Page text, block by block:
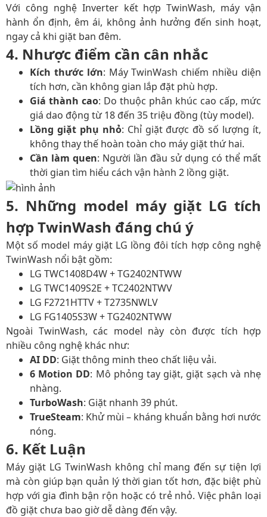
Với công nghệ Inverter kết hợp TwinWash, máy vận
hành ổn định, êm ái, không ảnh hưởng đến sinh hoạt,
ngay cả khi giặt ban đêm.
4. Nhược điểm cần cân nhắc
Kích thước lớn: Máy TwinWash chiếm nhiều diện
tích hơn, cần không gian lắp đặt phù hợp.
Giá thành cao: Do thuộc phân khúc cao cấp, mức
giá dao động từ 18 đến 35 triệu đồng (tùy model).
Lồng giặt phụ nhỏ: Chỉ giặt được đồ số lượng ít,
không thay thế hoàn toàn cho máy giặt thứ hai.
Cần làm quen: Người lần đầu sử dụng có thể mất
thời gian tìm hiểu cách vận hành 2 lồng giặt.
5. Những model máy giặt LG tích
hợp TwinWash đáng chú ý
Một số model máy giặt LG lồng đôi tích hợp công nghệ
TwinWash nổi bật gồm:
LG TWC1408D4W + TG2402NTWW
LG TWC1409S2E + TC2402NTWV
LG F2721HTTV + T2735NWLV
LG FG1405S3W + TG2402NTWW
Ngoài TwinWash, các model này còn được tích hợp
nhiều công nghệ khác như:
AI DD: Giặt thông minh theo chất liệu vải.
6 Motion DD: Mô phỏng tay giặt, giặt sạch và nhẹ
nhàng.
TurboWash: Giặt nhanh 39 phút.
TrueSteam: Khử mùi – kháng khuẩn bằng hơi nước
nóng.
6. Kết Luận
Máy giặt LG TwinWash không chỉ mang đến sự tiện lợi
mà còn giúp bạn quản lý thời gian tốt hơn, đặc biệt phù
hợp với gia đình bận rộn hoặc có trẻ nhỏ. Việc phân loại
đồ giặt chưa bao giờ dễ dàng đến vậy.